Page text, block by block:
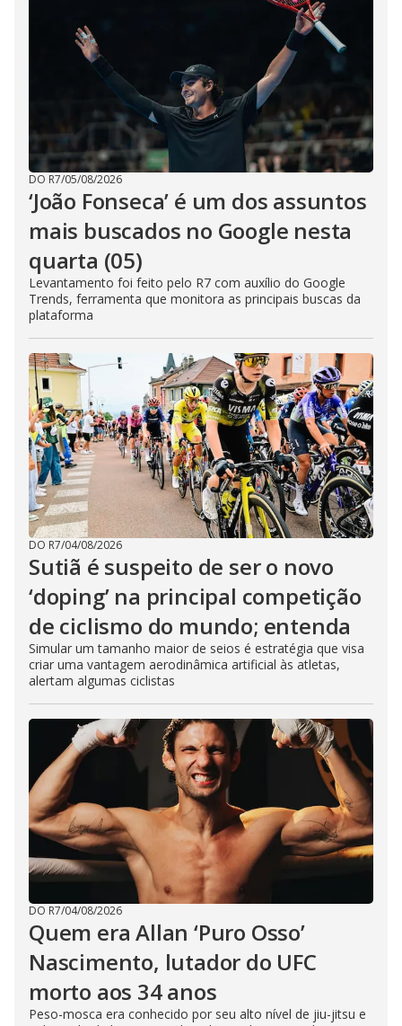
DO R7/05/08/2026
‘João Fonseca’ é um dos assuntos
mais buscados no Google nesta
quarta (05)
Levantamento foi feito pelo R7 com auxílio do Google
Trends, ferramenta que monitora as principais buscas da
plataforma
DO R7/04/08/2026
Sutiã é suspeito de ser o novo
‘doping’ na principal competição
de ciclismo do mundo; entenda
Simular um tamanho maior de seios é estratégia que visa
criar uma vantagem aerodinâmica artificial às atletas,
alertam algumas ciclistas
DO R7/04/08/2026
Quem era Allan ‘Puro Osso’
Nascimento, lutador do UFC
morto aos 34 anos
Peso-mosca era conhecido por seu alto nível de jiu-jitsu e